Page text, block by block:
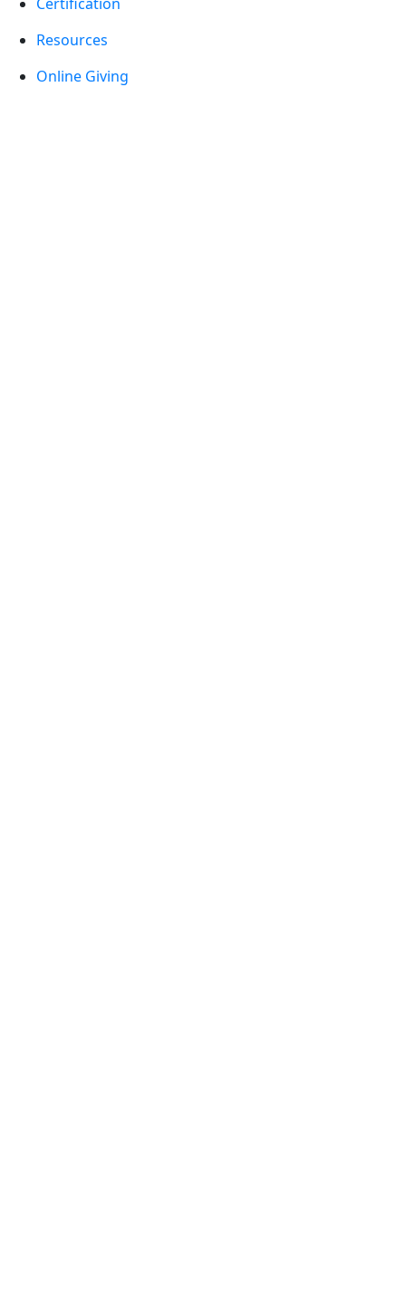
Certification
Resources
Online Giving